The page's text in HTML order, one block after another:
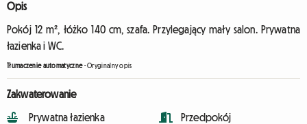
Opis
Pokój 12 m², łóżko 140 cm, szafa. Przylegający mały salon. Prywatna
łazienka i WC.
Tłumaczenie automatyczne-Oryginalny opis
Zakwaterowanie
Prywatna łazienka
Przedpokój